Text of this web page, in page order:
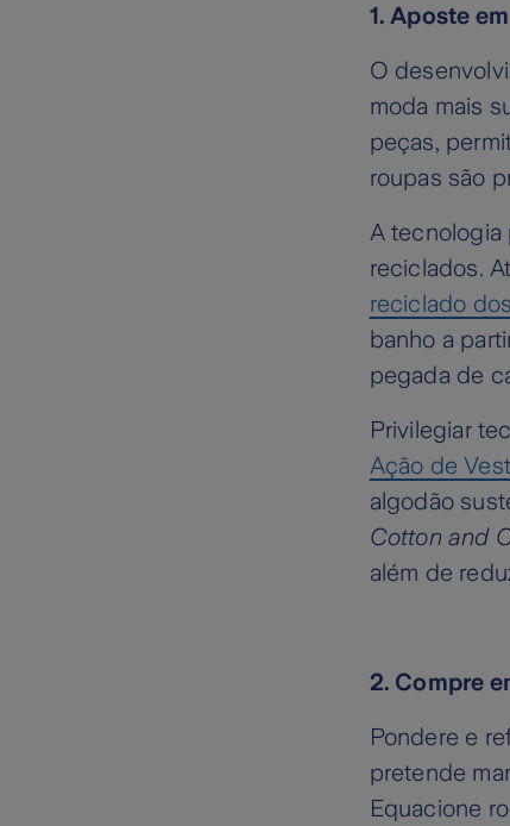
1. Aposte
O
moda mais
peças,
roupas são
A tecnologia
reciclados.
reciclado
banho a
pegada de
Privilegiar
Ação de
algodão
Cotton and
além de
2. Compre
Pondere e
pretende
Equacione